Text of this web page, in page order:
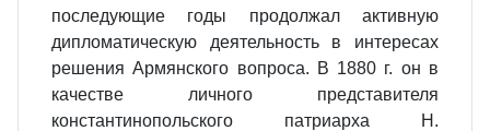
последующие годы продолжал активную
дипломатическую деятельность в интересах
решения Армянского вопроса. В 1880 г. он в
качестве личного представителя
константинопольского патриарха Н.